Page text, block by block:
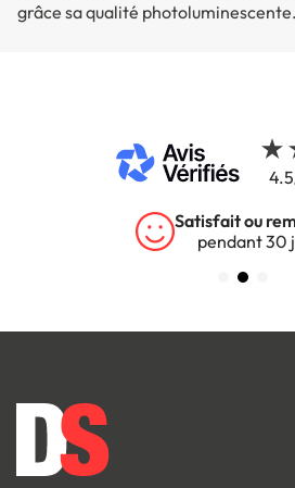
grâce sa qualité photoluminescente.